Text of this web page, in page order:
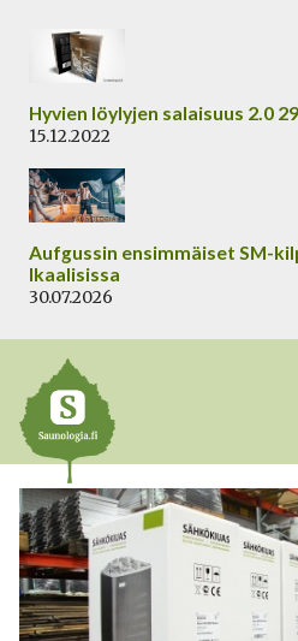
sisältöön
Hyvien löylyjen salaisuus 2.0
15.12.2022
Aufgussin ensimmäiset SM-
Ikaalisissa
30.07.2026